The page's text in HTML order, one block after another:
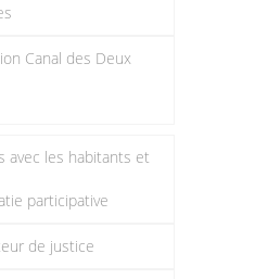
Canal des Deux
avec les habitants et
participative
de justice